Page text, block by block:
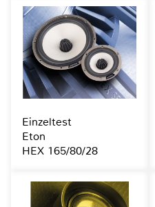
Einzeltest
Eton
HEX 165/80/28